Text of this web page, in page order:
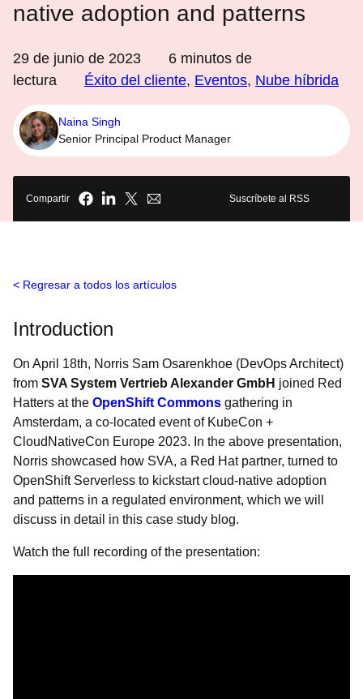
native adoption and patterns
29 de junio de 2023 6 minutos de
lectura
Éxito del cliente, Eventos, Nube híbrida
Naina Singh
Senior Principal Product Manager
Compartir Suscríbete al RSS
Regresar a todos los artículos
Introduction
On April 18th, Norris Sam Osarenkhoe (DevOps Architect)
from SVA System Vertrieb Alexander GmbH joined Red
Hatters at the OpenShift Commons gathering in
Amsterdam, a co-located event of KubeCon +
CloudNativeCon Europe 2023. In the above presentation,
Norris showcased how SVA, a Red Hat partner, turned to
OpenShift Serverless to kickstart cloud-native adoption
and patterns in a regulated environment, which we will
discuss in detail in this case study blog.
Watch the full recording of the presentation: